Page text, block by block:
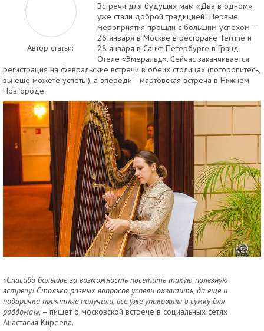
Автор статьи:
Встречи для будущих мам «Два в одном»
уже стали доброй традицией! Первые
мероприятия прошли с большим успехом –
26 января в Москве в ресторане Terrine и
28 января в Санкт-Петербурге в Гранд
Отеле «Эмеральд». Сейчас заканчивается
регистрация на февральские встречи в обеих столицах (поторопитесь,
вы еще можете успеть!), а впереди– мартовская встреча в Нижнем
Новгороде.
«Спасибо большое за возможность посетить такую полезную
встречу! Столько разных вопросов успели охватить, да еще и
подарочки приятные получили, все уже упакованы в сумку для
роддома!», – пишет о московской встрече в социальных сетях
Анастасия Киреева.